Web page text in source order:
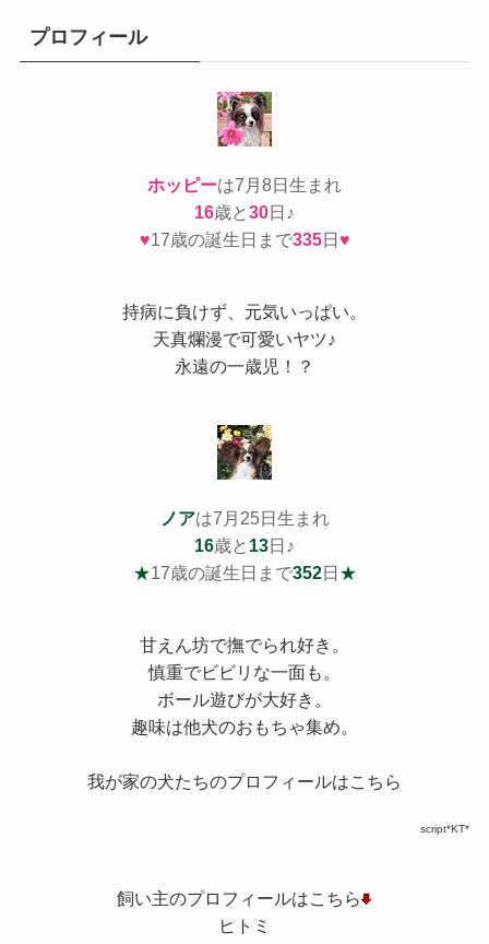
ープロフィール
ホッピーは7月8日生まれ
16歳と30日♪
♥17歳の誕生日まで335日♥
持病に負けず、元気いっぱい。
天真爛漫で可愛いヤツ♪
永遠の一歳児！？
ノアは7月25日生まれ
16歳と 13日♪
★17歳の誕生日まで352日 ★
甘えん坊で撫でられ好き。
慎重でビビリな一面も。
ボール遊びが大好き。
趣味は他犬のおもちゃ集め。
我が家の犬たちのプロフィールはこちら
script*KT*
飼い主のプロフィールはこちら
ヒトミ